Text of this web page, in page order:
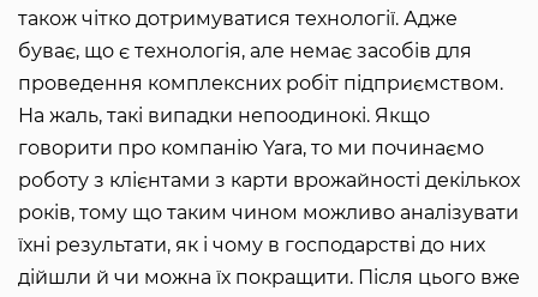
також чітко дотримуватися технології. Адже
буває, що є технологія, але немає засобів для
проведення комплексних робіт підприємством.
На жаль, такі випадки непоодинокі. Якщо
говорити про компанію Yara, то ми починаємо
роботу з клієнтами з карти врожайності декількох
років, тому що таким чином можливо аналізувати
їхні результати, як і чому в господарстві до них
дійшли й чи можна їх покращити. Після цього вже